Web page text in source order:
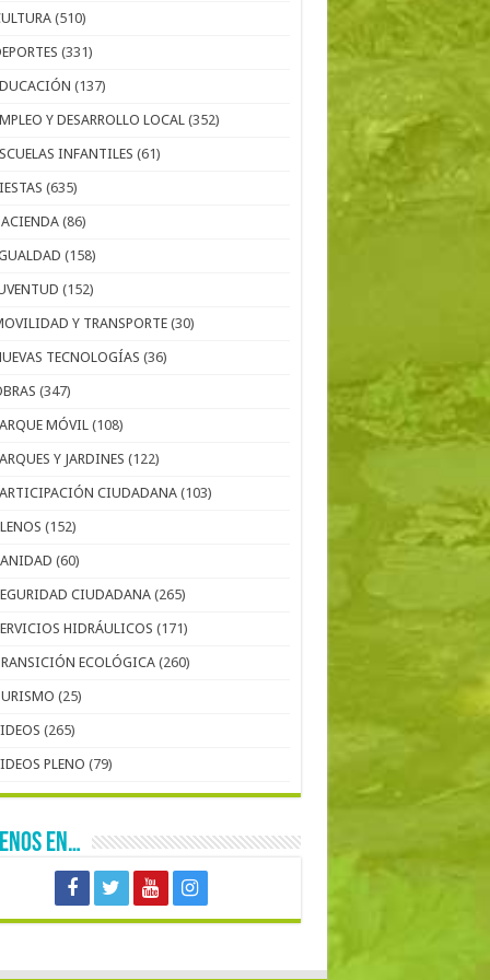
(510)
(331)
(137)
Y DESARROLLO LOCAL (352)
INFANTILES (61)
(635)
(86)
(158)
(152)
Y TRANSPORTE (30)
TECNOLOGÍAS (36)
(347)
MÓVIL (108)
Y JARDINES (122)
CIUDADANA (103)
(152)
(60)
CIUDADANA (265)
HIDRÁULICOS (171)
ECOLÓGICA (260)
(25)
(265)
PLENO (79)
EN…